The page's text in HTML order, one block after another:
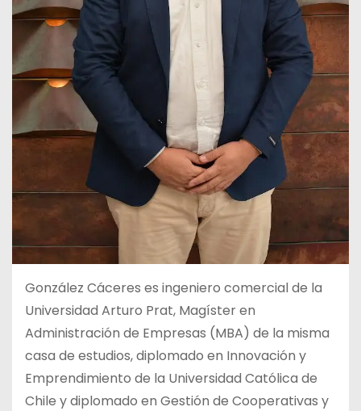
González Cáceres es ingeniero comercial de la
Universidad Arturo Prat, Magíster en
Administración de Empresas (MBA) de la misma
casa de estudios, diplomado en Innovación y
Emprendimiento de la Universidad Católica de
Chile y diplomado en Gestión de Cooperativas y